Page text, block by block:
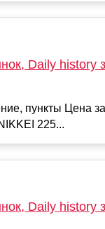
Daily history
пункты Цена
225...
Daily history